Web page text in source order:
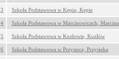
3 Szkoła Podstawowa w Kępiu, Kępie
4 Szkoła Podstawowa w Marcinowicach,
5 Szkoła Podstawowa w Kozłowie, Kozłów
6 Szkoła Podstawowa w Przysiece, Przysieka